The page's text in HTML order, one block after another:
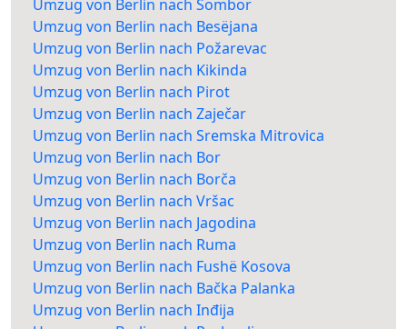
Umzug von Berlin nach Sombor
Umzug von Berlin nach Besëjana
Umzug von Berlin nach Požarevac
Umzug von Berlin nach Kikinda
Umzug von Berlin nach Pirot
Umzug von Berlin nach Zaječar
Umzug von Berlin nach Sremska Mitrovica
Umzug von Berlin nach Bor
Umzug von Berlin nach Borča
Umzug von Berlin nach Vršac
Umzug von Berlin nach Jagodina
Umzug von Berlin nach Ruma
Umzug von Berlin nach Fushë Kosova
Umzug von Berlin nach Bačka Palanka
Umzug von Berlin nach Inđija